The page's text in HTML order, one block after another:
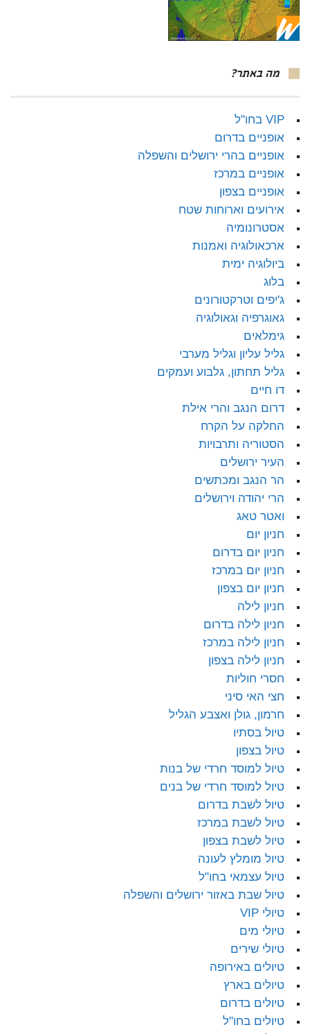
מה באתר?
VIP בחו"ל
אופניים בדרום
אופניים בהרי ירושלים והשפלה
אופניים במרכז
אופניים בצפון
אירועים וארוחות שטח
אסטרונומיה
ארכאולוגיה ואמנות
ביולוגיה ימית
בלוג
ג'יפים וטרקטורונים
גאוגרפיה וגאולוגיה
גימלאים
גליל עליון וגליל מערבי
גליל תחתון, גלבוע ועמקים
דו חיים
דרום הנגב והרי אילת
החלקה על הקרח
הסטוריה ותרבויות
העיר ירושלים
הר הנגב ומכתשים
הרי יהודה וירושלים
ואטר טאג
חניון יום
חניון יום בדרום
חניון יום במרכז
חניון יום בצפון
חניון לילה
חניון לילה בדרום
חניון לילה במרכז
חניון לילה בצפון
חסרי חוליות
חצי האי סיני
חרמון, גולן ואצבע הגליל
טיול בסתיו
טיול בצפון
טיול למוסד חרדי של בנות
טיול למוסד חרדי של בנים
טיול לשבת בדרום
טיול לשבת במרכז
טיול לשבת בצפון
טיול מומלץ לעונה
טיול עצמאי בחו"ל
טיול שבת באזור ירושלים והשפלה
טיולי VIP
טיולי מים
טיולי שירים
טיולים באירופה
טיולים בארץ
טיולים בדרום
טיולים בחו"ל